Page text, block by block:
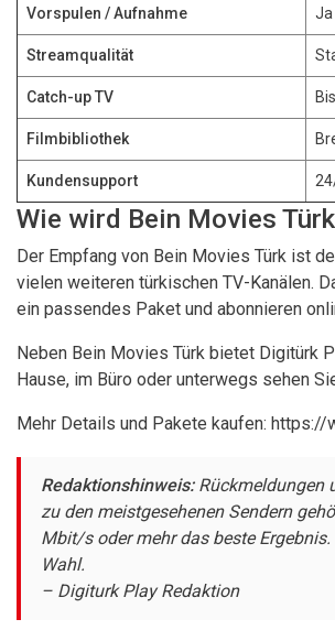
Vorspulen / Aufnahme Ja
Streamqualität
Catch-up TV
Filmbibliothek
Kundensupport
Wie wird Bein Movies
Der Empfang von Bein Movies Türk ist
vielen weiteren türkischen TV-Kanälen.
ein passendes Paket und abonnieren
Neben Bein Movies Türk bietet Digitürk
Hause, im Büro oder unterwegs sehen
Mehr Details und Pakete kaufen: https://
Redaktionshinweis:Rückmeldungen
zu den meistgesehenen Sendern
Mbit/s oder mehr das beste
Wahl.
– Digiturk Play Redaktion